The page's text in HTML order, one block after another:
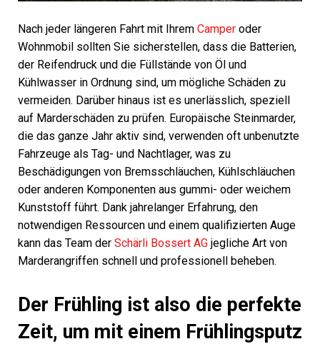
Nach jeder längeren Fahrt mit Ihrem Camper oder
Wohnmobil sollten Sie sicherstellen, dass die Batterien,
der Reifendruck und die Füllstände von Öl und
Kühlwasser in Ordnung sind, um mögliche Schäden zu
vermeiden. Darüber hinaus ist es unerlässlich, speziell
auf Marderschäden zu prüfen. Europäische Steinmarder,
die das ganze Jahr aktiv sind, verwenden oft unbenutzte
Fahrzeuge als Tag- und Nachtlager, was zu
Beschädigungen von Bremsschläuchen, Kühlschläuchen
oder anderen Komponenten aus gummi- oder weichem
Kunststoff führt. Dank jahrelanger Erfahrung, den
notwendigen Ressourcen und einem qualifizierten Auge
kann das Team der Schärli Bossert AG jegliche Art von
Marderangriffen schnell und professionell beheben.
Der Frühling ist also die perfekte
Zeit, um mit einem Frühlingsputz